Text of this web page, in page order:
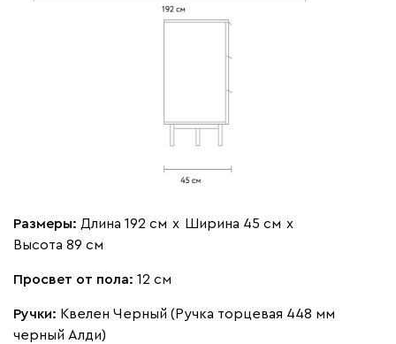
Размеры: Длина 192 см х Ширина 45 см х
Высота 89 см
Просвет от пола: 12 см
Ручки: Квелен Черный (Ручка торцевая 448 мм
черный Алди)